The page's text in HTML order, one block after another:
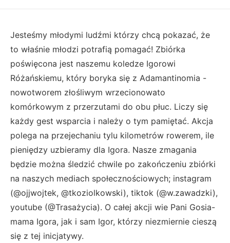
Jesteśmy młodymi ludźmi którzy chcą pokazać, że
to właśnie młodzi potrafią pomagać! Zbiórka
poświęcona jest naszemu koledze Igorowi
Różańskiemu, który boryka się z Adamantinomia -
nowotworem złośliwym wrzecionowato
komórkowym z przerzutami do obu płuc. Liczy się
każdy gest wsparcia i należy o tym pamiętać. Akcja
polega na przejechaniu tylu kilometrów rowerem, ile
pieniędzy uzbieramy dla Igora. Nasze zmagania
będzie można śledzić chwile po zakończeniu zbiórki
na naszych mediach społecznościowych; instagram
(@ojjwojtek, @tkoziolkowski), tiktok (@w.zawadzki),
youtube (@Trasażycia). O całej akcji wie Pani Gosia-
mama Igora, jak i sam Igor, którzy niezmiernie cieszą
się z tej inicjatywy.